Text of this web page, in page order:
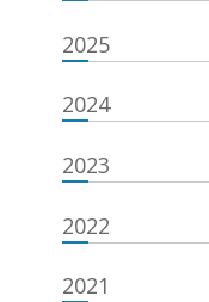
2025
2024
2023
2022
2021